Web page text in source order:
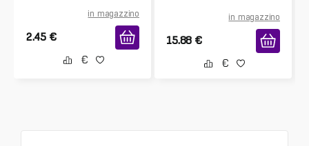
in magazzino
2.45 €
in magazzino
15.88 €